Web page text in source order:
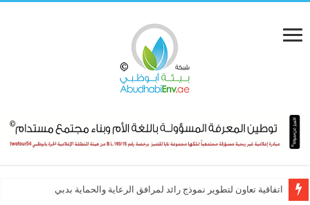
اتفاقية تعاون لتطوير نموذج رائد لمرافق الرعاية والحماية بدبي